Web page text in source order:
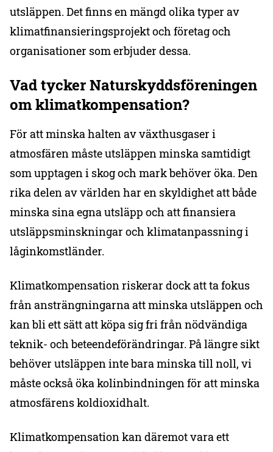
utsläppen. Det finns en mängd olika typer av
klimatfinansieringsprojekt och företag och
organisationer som erbjuder dessa.
Vad tycker Naturskyddsföreningen
om klimatkompensation?
För att minska halten av växthusgaser i
atmosfären måste utsläppen minska samtidigt
som upptagen i skog och mark behöver öka. Den
rika delen av världen har en skyldighet att både
minska sina egna utsläpp och att finansiera
utsläppsminskningar och klimatanpassning i
låginkomstländer.
Klimatkompensation riskerar dock att ta fokus
från ansträngningarna att minska utsläppen och
kan bli ett sätt att köpa sig fri från nödvändiga
teknik- och beteendeförändringar. På längre sikt
behöver utsläppen inte bara minska till noll, vi
måste också öka kolinbindningen för att minska
atmosfärens koldioxidhalt.
Klimatkompensation kan däremot vara ett